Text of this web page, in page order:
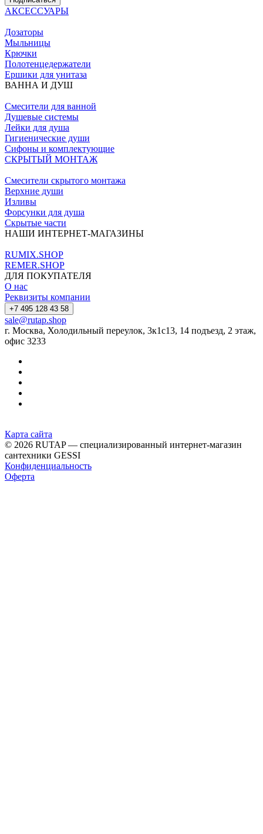
АКСЕССУАРЫ
Дозаторы
Мыльницы
Крючки
Полотенцедержатели
Ершики для унитаза
ВАННА И ДУШ
Смесители для ванной
Душевые системы
Лейки для душа
Гигиенические души
Сифоны и комплектующие
СКРЫТЫЙ МОНТАЖ
Смесители скрытого монтажа
Верхние души
Изливы
Форсунки для душа
Скрытые части
НАШИ ИНТЕРНЕТ-МАГАЗИНЫ
RUMIX.SHOP
REMER.SHOP
ДЛЯ ПОКУПАТЕЛЯ
О нас
Реквизиты компании
+7 495 128 43 58
sale@rutap.shop
г. Москва, Холодильный переулок, 3к1с13, 14 подъезд, 2 этаж,
офис 3233
Карта сайта
© 2026 RUTAP — специализированный интернет-магазин
сантехники GESSI
Конфиденциальность
Оферта